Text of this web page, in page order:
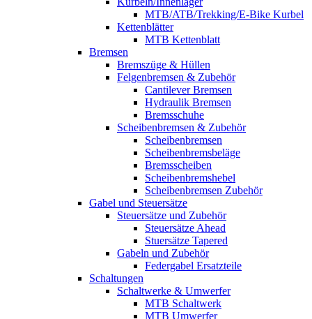
MTB/ATB/Trekking/E-Bike Kurbel
Kettenblätter
MTB Kettenblatt
Bremsen
Bremszüge & Hüllen
Felgenbremsen & Zubehör
Cantilever Bremsen
Hydraulik Bremsen
Bremsschuhe
Scheibenbremsen & Zubehör
Scheibenbremsen
Scheibenbremsbeläge
Bremsscheiben
Scheibenbremshebel
Scheibenbremsen Zubehör
Gabel und Steuersätze
Steuersätze und Zubehör
Steuersätze Ahead
Stuersätze Tapered
Gabeln und Zubehör
Federgabel Ersatzteile
Schaltungen
Schaltwerke & Umwerfer
MTB Schaltwerk
MTB Umwerfer